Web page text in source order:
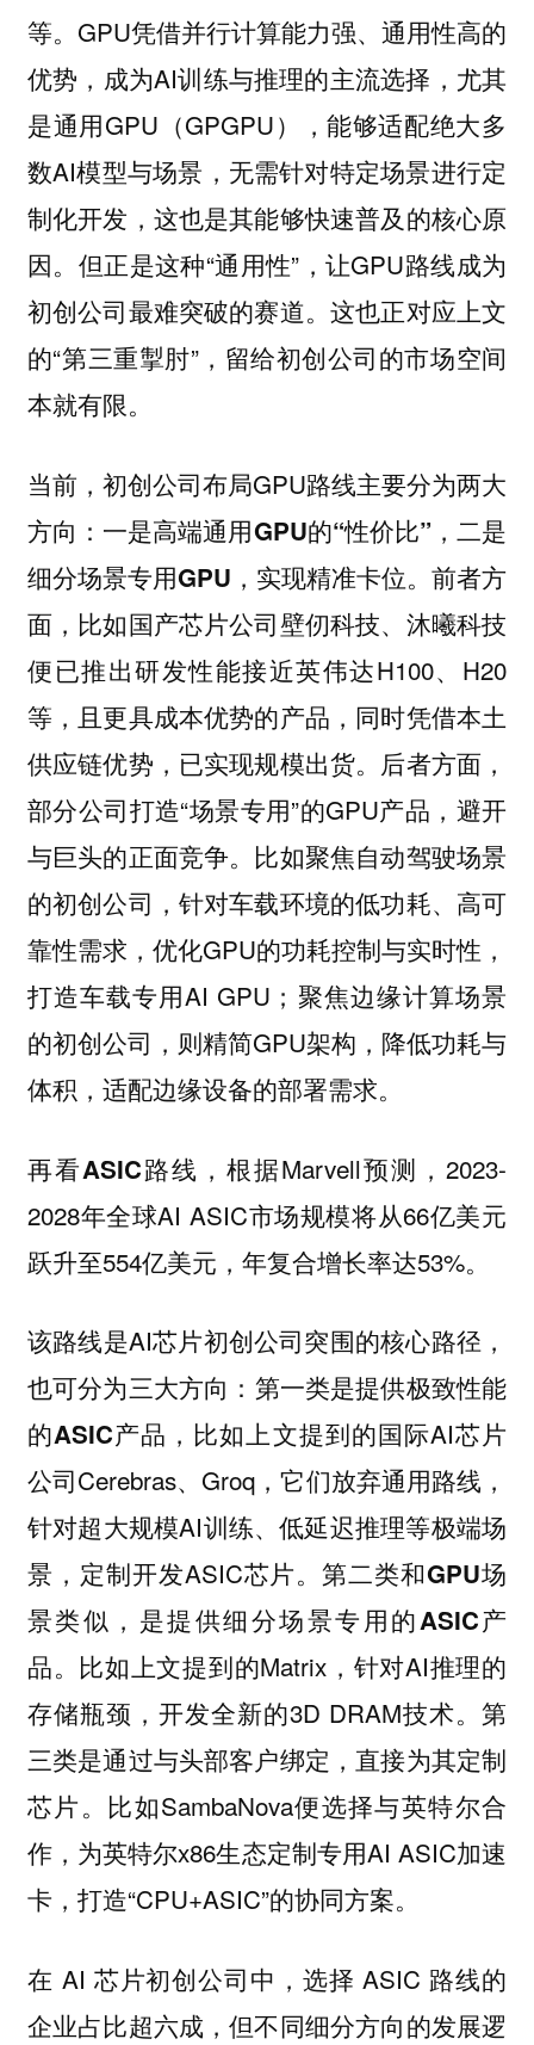
等。GPU凭借并行计算能力强、通用性高的
优势，成为AI训练与推理的主流选择，尤其
是通用GPU（GPGPU），能够适配绝大多
数AI模型与场景，无需针对特定场景进行定
制化开发，这也是其能够快速普及的核心原
因。但正是这种“通用性”，让GPU路线成为
初创公司最难突破的赛道。这也正对应上文
的“第三重掣肘”，留给初创公司的市场空间
本就有限。
当前，初创公司布局GPU路线主要分为两大
方向： 一是高端通用GPU的“性价比”，二是
细分场景专用GPU，实现精准卡位。前者方
面，比如国产芯片公司壁仞科技、沐曦科技
便已推出研发性能接近英伟达H100、H20
等，且更具成本优势的产品，同时凭借本土
供应链优势，已实现规模出货。后者方面，
部分公司打造“场景专用”的GPU产品，避开
与巨头的正面竞争。比如聚焦自动驾驶场景
的初创公司，针对车载环境的低功耗、高可
靠性需求，优化GPU的功耗控制与实时性，
打造车载专用AI GPU；聚焦边缘计算场景
的初创公司，则精简GPU架构，降低功耗与
体积，适配边缘设备的部署需求。
再看ASIC路线， 根据Marvell预测，2023-
2028年全球AI ASIC市场规模将从66亿美元
跃升至554亿美元，年复合增长率达53%。
该路线是AI芯片初创公司突围的核心路径，
也可分为三大方向： 第一类是提供极致性能
的ASIC产品， 比如上文提到的国际AI芯片
公司Cerebras、Groq，它们放弃通用路线，
针对超大规模AI训练、低延迟推理等极端场
景，定制开发ASIC芯片。第二类和GPU场
景类似，是提供细分场景专用的ASIC产
品。 比如上文提到的Matrix，针对AI推理的
存储瓶颈，开发全新的3D DRAM技术。第
三类是通过与头部客户绑定，直接为其定制
芯片。 比如SambaNova便选择与英特尔合
作，为英特尔x86生态定制专用AI ASIC加速
卡，打造“CPU+ASIC”的协同方案。
在 AI 芯片初创公司中，选择 ASIC 路线的
企业占比超六成，但不同细分方向的发展逻